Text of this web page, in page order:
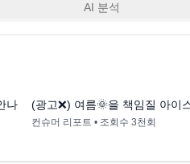
AI 분석
나, 투게더, 나뚜루, 하겐다즈)
컨슈머 리포트 • 조회수 3천회